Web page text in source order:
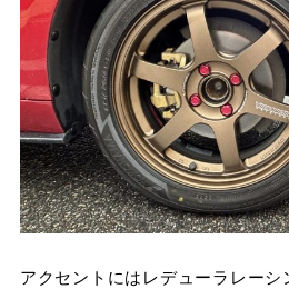
アクセントにはレデューラレー